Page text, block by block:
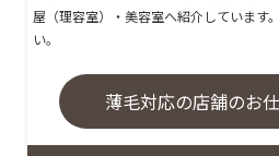
屋（理容室）・美容室へ紹介しています
い。
薄毛対応の店舗のお